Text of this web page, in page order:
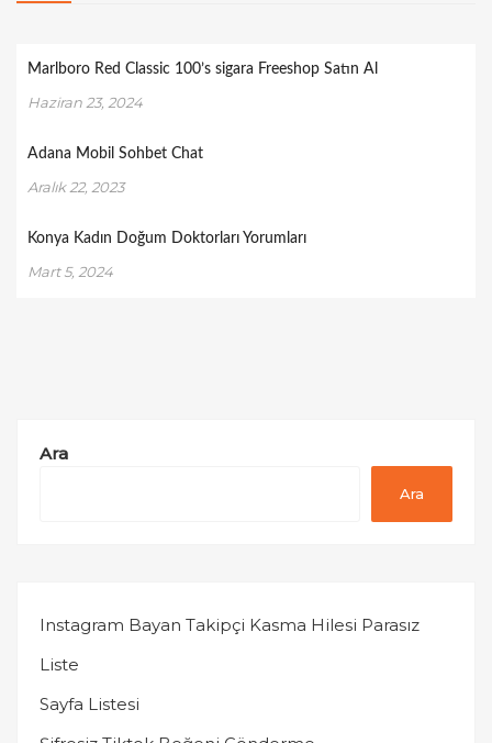
Marlboro Red Classic 100’s sigara Freeshop Satın Al
Haziran 23, 2024
Adana Mobil Sohbet Chat
Aralık 22, 2023
Konya Kadın Doğum Doktorları Yorumları
Mart 5, 2024
Ara
Ara
Instagram Bayan Takipçi Kasma Hilesi Parasız
Liste
Sayfa Listesi